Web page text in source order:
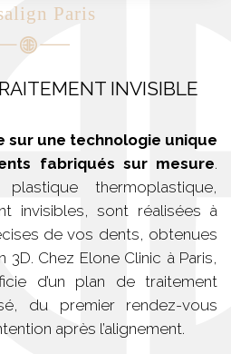
Paris
INVISIBLE
une technologie unique
fabriqués sur mesure.
thermoplastique,
invisibles, sont réalisées à
de vos dents, obtenues
Chez Elone Clinic à Paris,
d’un plan de traitement
du premier rendez-vous
après l’alignement.